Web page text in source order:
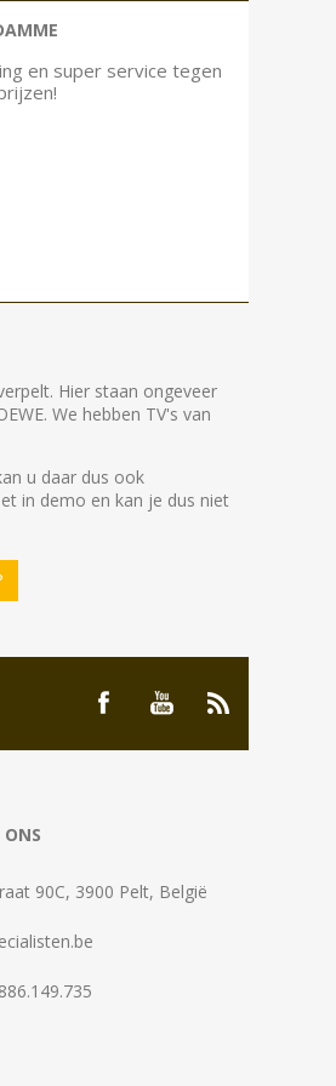
en super service tegen
Hier staan ongeveer
We hebben TV's van
u daar dus ook
in demo en kan je dus niet
90C, 3900 Pelt, België